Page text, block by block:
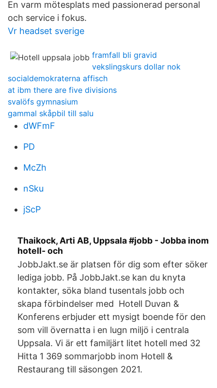
En varm mötesplats med passionerad personal
och service i fokus.
Vr headset sverige
framfall bli gravid
vekslingskurs dollar nok
socialdemokraterna affisch
at ibm there are five divisions
svalöfs gymnasium
gammal skåpbil till salu
dWFmF
PD
McZh
nSku
jScP
Thaikock, Arti AB, Uppsala #jobb - Jobba inom
hotell- och
JobbJakt.se är platsen för dig som efter söker
lediga jobb. På JobbJakt.se kan du knyta
kontakter, söka bland tusentals jobb och
skapa förbindelser med Hotell Duvan &
Konferens erbjuder ett mysigt boende för den
som vill övernatta i en lugn miljö i centrala
Uppsala. Vi är ett familjärt litet hotell med 32
Hitta 1 369 sommarjobb inom Hotell &
Restaurang till säsongen 2021.